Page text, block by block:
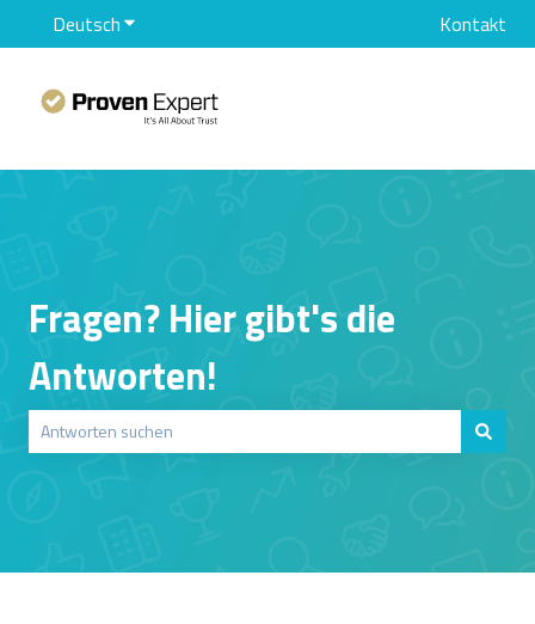
DeutschUntermenü für Übersetzungen anzeigenKontakt
Fragen? Hier gibt's die
Antworten!